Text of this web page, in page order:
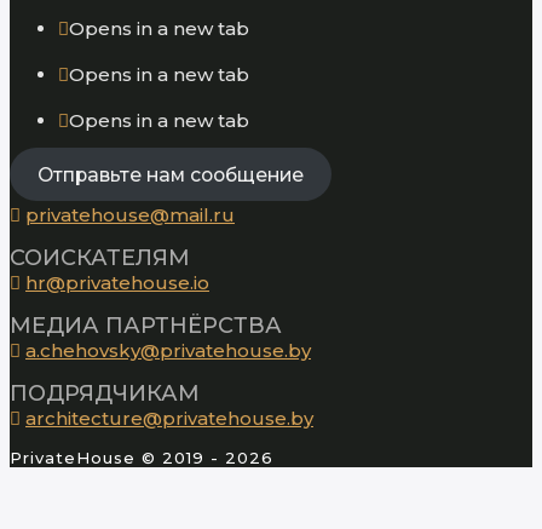
Opens in a new tab
Opens in a new tab
Opens in a new tab
Отправьте нам сообщение
privatehouse@mail.ru
СОИСКАТЕЛЯМ
hr@privatehouse.io
МЕДИА ПАРТНЁРСТВА
a.chehovsky@privatehouse.by
ПОДРЯДЧИКАМ
architecture@privatehouse.by
PrivateHouse © 2019 - 2026